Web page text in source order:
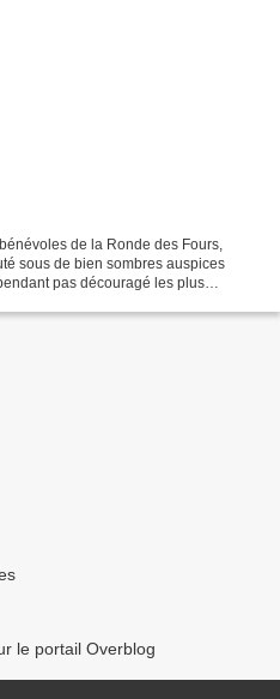
de la Ronde des Fours,
sous de bien sombres auspices
pas découragé les plus
le portail Overblog